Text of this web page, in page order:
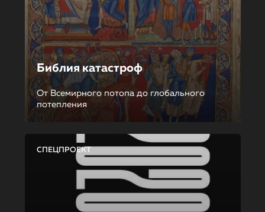
Библия катастроф
От Всемирного потопа до глобального
потепления
СПЕЦПРОЕКТ